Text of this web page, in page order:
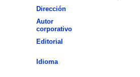
Dirección
Autor
corporativo
Editorial
Idioma